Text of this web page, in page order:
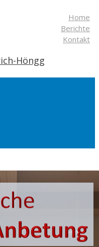
Home
Berichte
Kontakt